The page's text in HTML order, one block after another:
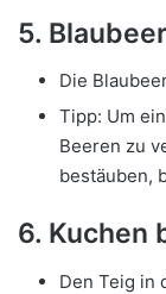
5.
Die
Tipp: Um
Beeren zu
bestäuben,
6. Kuchen
Den Teig in